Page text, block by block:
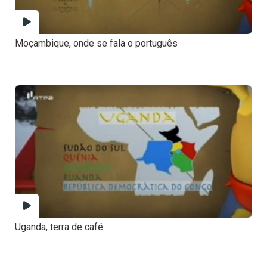
Moçambique, onde se fala o português
Uganda, terra de café